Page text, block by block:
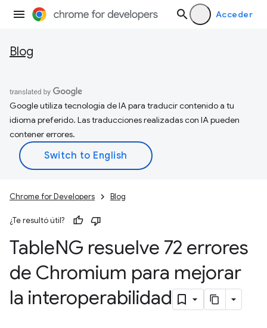
Acceder
Blog
Google utiliza tecnología de IA para traducir contenido a tu
idioma preferido. Las traducciones realizadas con IA pueden
contener errores.
Chrome for Developers Blog
¿Te resultó útil?
TableNG resuelve 72 errores
de Chromium para mejorar
la interoperabilidad